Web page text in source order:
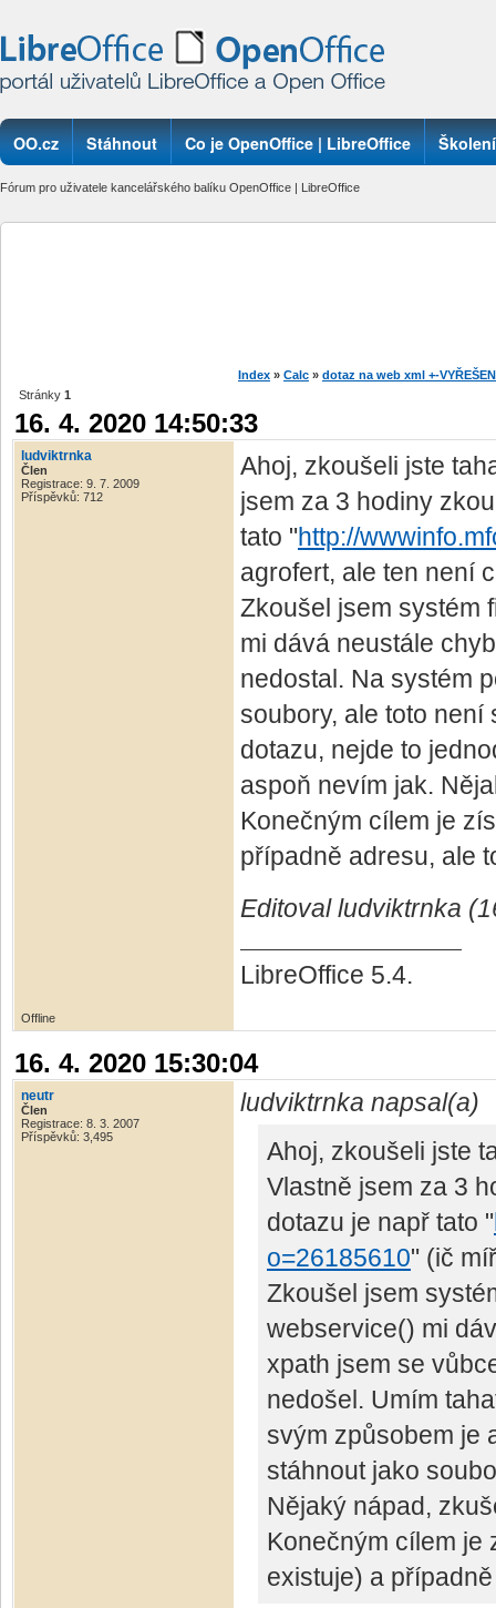
OO.cz Stáhnout Co je OpenOffice | LibreOffice Školení
Fórum pro uživatele kancelářského balíku OpenOffice | LibreOffice
Index » Calc » dotaz na web xml +-
Stránky 1
16. 4. 2020 14:50:33
ludviktrnka
Člen
Registrace: 9. 7. 2009
Příspěvků: 712
Ahoj, zkoušeli jste
jsem za 3 hodiny
tato "http://
agrofert, ale ten není
Zkoušel jsem systém
mi dává neustále
nedostal. Na systém
soubory, ale toto
dotazu, nejde to
aspoň nevím jak.
Konečným cílem je
případně adresu, ale
Editoval ludviktrnka
LibreOffice 5.4.
Offline
16. 4. 2020 15:30:04
neutr
Člen
Registrace: 8. 3. 2007
Příspěvků: 3,495
ludviktrnka napsal(a)
Ahoj, zkoušeli jste
Vlastně jsem za 3
dotazu je např tato "
o=26185610" (ič
Zkoušel jsem
webservice() mi
xpath jsem se
nedošel. Umím
svým způsobem je
stáhnout jako
Nějaký nápad,
Konečným cílem
existuje) a